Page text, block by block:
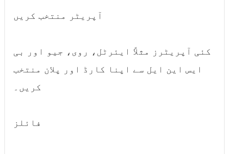
آپریٹر منتخب کریں
کئی آپریٹرز مثلاً ایئرٹل، روی، جیو اور بی
ایس این ایل سے اپنا کارڈ اور پلان منتخب
کریں۔
فائلز